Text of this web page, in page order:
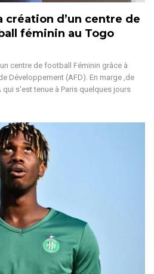
création d’un centre de
féminin au Togo
centre de football Féminin grâce à
Développement (AFD). En marge ,de
qui s'est tenue à Paris quelques jours